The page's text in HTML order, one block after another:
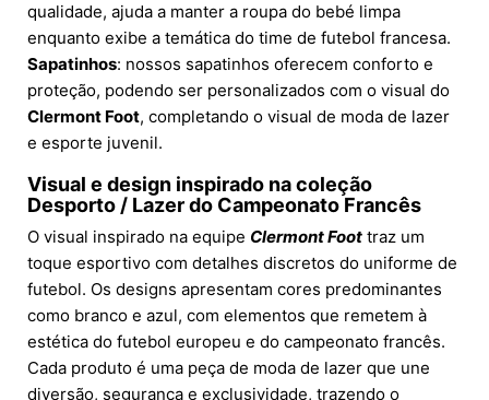
qualidade, ajuda a manter a roupa do bebé limpa
enquanto exibe a temática do time de futebol francesa.
Sapatinhos: nossos sapatinhos oferecem conforto e
proteção, podendo ser personalizados com o visual do
Clermont Foot, completando o visual de moda de lazer
e esporte juvenil.
Visual e design inspirado na coleção
Desporto / Lazerdo Campeonato Francês
O visual inspirado na equipe Clermont Foot traz um
toque esportivo com detalhes discretos do uniforme de
futebol. Os designs apresentam cores predominantes
como branco e azul, com elementos que remetem à
estética do futebol europeu e do campeonato francês.
Cada produto é uma peça de moda de lazer que une
diversão, segurança e exclusividade, trazendo o